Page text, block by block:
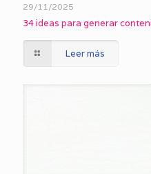
29/11/2025
34 ideas para generar
Leer más